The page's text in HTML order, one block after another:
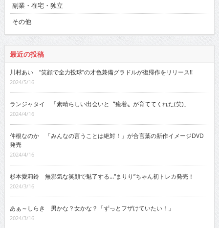
副業・在宅・独立
その他
最近の投稿
川村あい “笑顔で全力投球”の才色兼備グラドルが復帰作をリリース!!
2024/5/16
ランジャタイ 「素晴らしい出会いと〝癒着〟が育ててくれた(笑)」
2024/4/16
仲根なのか 「みんなの言うことは絶対！」が合言葉の新作イメージDVD
発売
2024/4/16
杉本愛莉鈴 無邪気な笑顔で魅了する…“まりり”ちゃん初トレカ発売！
2024/3/16
あぁ～しらき 男かな？女かな？「ずっとフザけていたい！」
2024/3/16